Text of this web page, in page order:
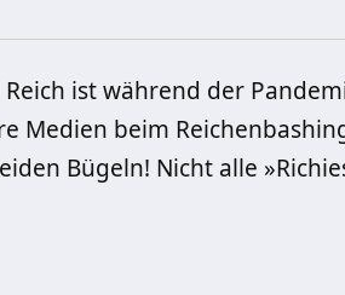
ist während der
Medien beim
Bügeln! Nicht alle